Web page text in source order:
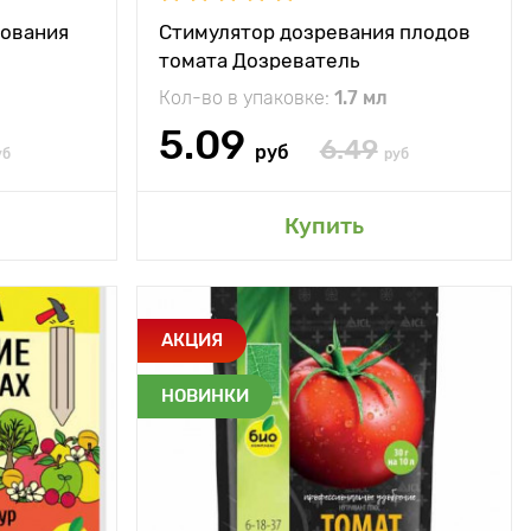
Стимулятор дозревания плодов
томата Дозреватель
Кол-во в упаковке: 1.7 мл
5.09 руб 6.49 руб
Купить
Добавить в мой сад
и удобно
Вбил
и забыл!
(N) - 5,0,
(P) - 8,0,
(K) - 4,0,
расчета 1
АКЦИЯ
НОВИНКИ
Особенности
Увеличивает
качество и
количество урожая
Состав
азот 6%, фосфор
(Р2О5) 18%, калий
(К2О) 37%, магний
(MgO) 2%, бор (В)
0,02%, железо (Fe)
0,08%, марганец
(Mn) 0,04%, цинк (Zn)